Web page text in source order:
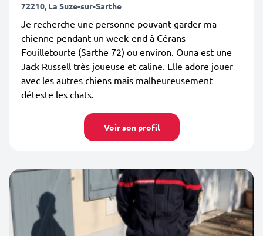
72210, La Suze-sur-Sarthe
Je recherche une personne pouvant garder ma
chienne pendant un week-end à Cérans
Fouilletourte (Sarthe 72) ou environ. Ouna est une
Jack Russell très joueuse et caline. Elle adore jouer
avec les autres chiens mais malheureusement
déteste les chats.
Voir son profil